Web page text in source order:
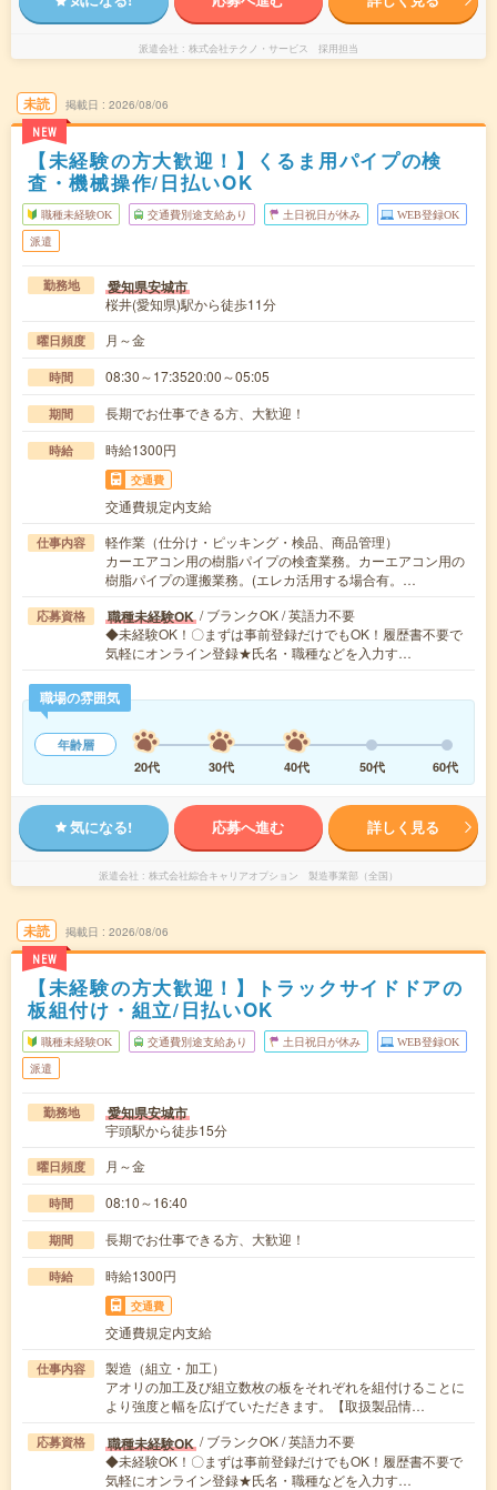
派遣会社 株式会社テクノ・サービス 採用担当
未読
NEW
掲載日 2026/08/06
【未経験の方大歓迎！】くるま用パイプの検
査・機械操作/日払いOK
職種未経験OK 交通費別途支給あり 土日祝日が休み WEB登録OK
派遣
勤務地 愛知県安城市
桜井(愛知県)駅から徒歩11分
曜日頻度 月～金
時間 08:30～17:3520:00～05:05
期間 長期でお仕事できる方、大歓迎！
時給 時給1300円
交通費
交通費規定内支給
仕事内容
軽作業（仕分け・ピッキング・検品、商品管理）
カーエアコン用の樹脂パイプの検査業務。カーエアコン用の
樹脂パイプの運搬業務。(エレカ活用する場合有。…
応募資格 職種未経験OK / ブランクOK / 英語力不要
◆未経験OK！〇まずは事前登録だけでもOK！履歴書不要で
気軽にオンライン登録★氏名・職種などを入力す…
職場の雰囲気
年齢層
20代
30代 40代 50代 60代
気になる! 応募へ進む 詳しく見る
派遣会社 株式会社綜合キャリアオプション 製造事業部（全国）
未読
NEW
掲載日 2026/08/06
【未経験の方大歓迎！】トラックサイドドアの
板組付け・組立/日払いOK
職種未経験OK 交通費別途支給あり 土日祝日が休み WEB登録OK
派遣
勤務地 愛知県安城市
宇頭駅から徒歩15分
曜日頻度 月～金
時間 08:10～16:40
期間 長期でお仕事できる方、大歓迎！
時給 時給1300円
交通費
交通費規定内支給
仕事内容
製造（組立・加工）
アオリの加工及び組立数枚の板をそれぞれを組付けることに
より強度と幅を広げていただきます。【取扱製品情…
応募資格 職種未経験OK / ブランクOK / 英語力不要
◆未経験OK！〇まずは事前登録だけでもOK！履歴書不要で
気軽にオンライン登録★氏名・職種などを入力す…